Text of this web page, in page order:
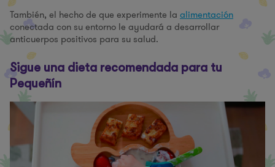
También, el hecho de que experimente la alimentación
conectada con su entorno le ayudará a desarrollar
anticuerpos positivos para su salud.
Sigue una dieta recomendada para tu
Pequeñín